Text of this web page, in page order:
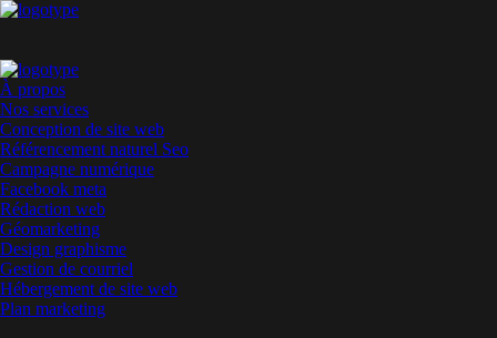
À propos
Nos services
Conception de site web
Référencement naturel Seo
Campagne numérique
Facebook meta
Rédaction web
Géomarketing
Design graphisme
Gestion de courriel
Hébergement de site web
Plan marketing